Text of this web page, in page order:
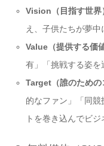
Vision（目指す世界
え、子供たちが夢中
Value（提供する価
有」「挑戦する姿を
Target（誰のための
的なファン」「同
トを巻き込んでビ